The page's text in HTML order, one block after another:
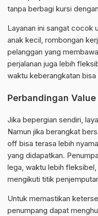
tanpa berbagi kursi
Layanan ini sangat cocok
anak kecil, rombongan
pelanggan yang
perjalanan juga lebih
waktu keberangkatan
Perbandingan
Jika bepergian sendiri,
Namun jika berangkat
off bisa terasa lebih
yang didapatkan.
lega, waktu lebih
mengikuti titik
Untuk memastikan
penumpang dapat